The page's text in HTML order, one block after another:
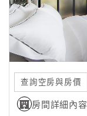
查詢空房與房價
房間詳細內容